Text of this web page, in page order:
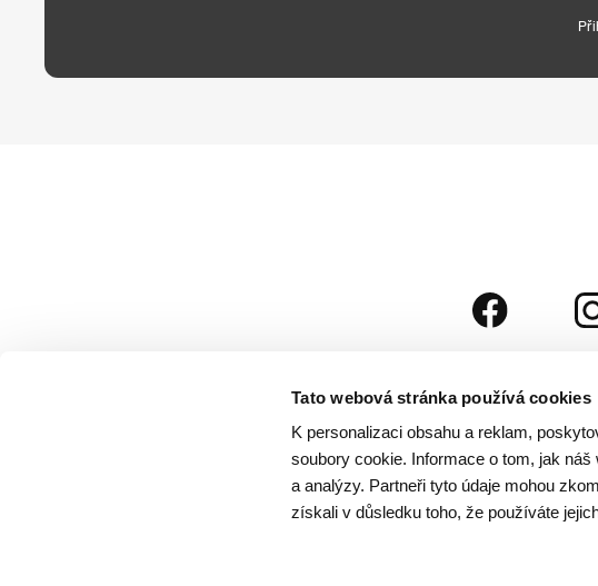
Tato webová stránka používá cookies
K personalizaci obsahu a reklam,
soubory cookie. Informace o tom, jak
a analýzy. Partneři tyto údaje mohou
získali v důsledku toho, že používáte
je součástí